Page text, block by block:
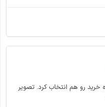
خرید رو هم انتخاب کرد. تصویر